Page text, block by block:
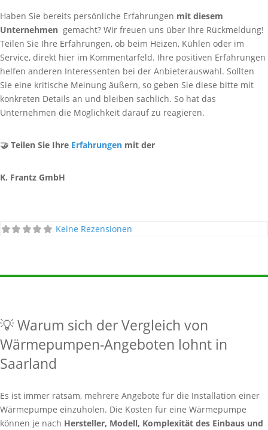
Haben Sie bereits persönliche Erfahrungen mit diesem
Unternehmen gemacht? Wir freuen uns über Ihre Rückmeldung!
Teilen Sie Ihre Erfahrungen, ob beim Heizen, Kühlen oder im
Service, direkt hier im Kommentarfeld. Ihre positiven Erfahrungen
helfen anderen Interessenten bei der Anbieterauswahl. Sollten
Sie eine kritische Meinung äußern, so geben Sie diese bitte mit
konkreten Details an und bleiben sachlich. So hat das
Unternehmen die Möglichkeit darauf zu reagieren.
🤝 Teilen Sie Ihre Erfahrungen mit der
K. Frantz GmbH
Keine Rezensionen
💡 Warum sich der Vergleich von
Wärmepumpen-Angeboten lohnt in
Saarland
Es ist immer ratsam, mehrere Angebote für die Installation einer
Wärmepumpe einzuholen. Die Kosten für eine Wärmepumpe
können je nach Hersteller, Modell, Komplexität des Einbaus und